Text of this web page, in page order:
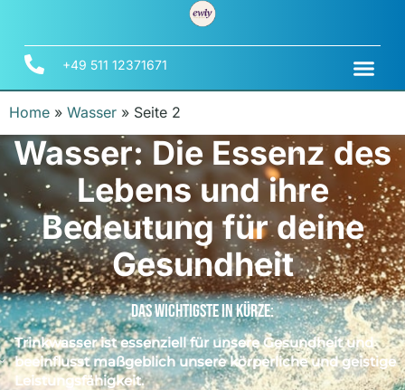
+49 511 12371671
Home » Wasser » Seite 2
Wasser: Die Essenz des
Lebens und ihre
Bedeutung für deine
Gesundheit
Das Wichtigste In Kürze:
Trinkwasser ist essenziell für unsere Gesundheit und
beeinflusst maßgeblich unsere körperliche und geistige
Leistungsfähigkeit.